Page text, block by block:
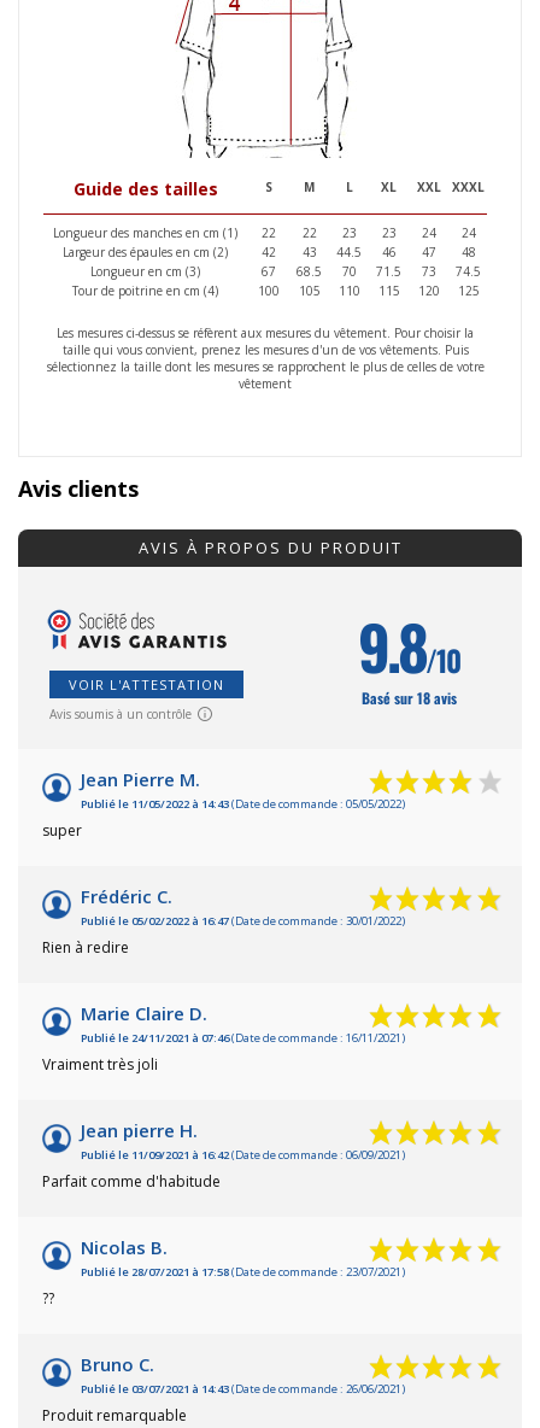
Guide des tailles S M L XL XXL XXXL
Longueur des manches en cm (1) 22 22 23 23 24
24
Largeur des épaules en cm (2)
42 43 44.5 46 47
48
Longueur en cm (3)
67 68.5 70 71.5 73
74.5
Tour de poitrine en cm (4)
100 105 110 115 120 125
Les mesures ci-dessus se réfèrent aux mesures du vêtement. Pour choisir la
taille qui vous convient, prenez les mesures d'un de vos vêtements. Puis
sélectionnez la taille dont les mesures se rapprochent le plus de celles de votre
vêtement
Avis clients
AVIS À PROPOS DU PRODUIT
VOIR L'ATTESTATION
Avis soumis à un contrôle
9.8/10
Basé sur 18 avis
Jean Pierre M.
Publié le 11/05/2022 à 14:43(Date de commande : 05/05/2022)
super
Frédéric C.
Publié le 05/02/2022 à 16:47(Date de commande : 30/01/2022)
Rien à redire
Marie Claire D.
Publié le 24/11/2021 à 07:46(Date de commande : 16/11/2021)
Vraiment très joli
Jean pierre H.
Publié le 11/09/2021 à 16:42(Date de commande : 06/09/2021)
Parfait comme d'habitude
Nicolas B.
Publié le 28/07/2021 à 17:58(Date de commande : 23/07/2021)
??
Bruno C.
Publié le 03/07/2021 à 14:43(Date de commande : 26/06/2021)
Produit remarquable